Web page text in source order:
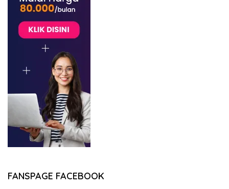
FANSPAGE FACEBOOK